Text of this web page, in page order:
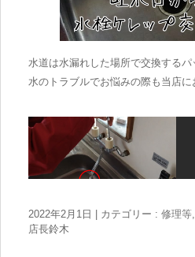
水道は水漏れした場所で交換するパ
水のトラブルでお悩みの際も当店に
2022年2月1日 カテゴリー : 修理等,
店長鈴木